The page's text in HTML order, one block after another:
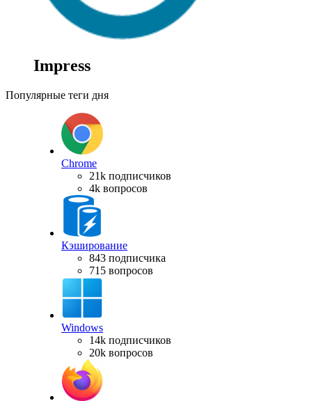
Impress
Популярные теги дня
Chrome
21k подписчиков
4k вопросов
Кэширование
843 подписчика
715 вопросов
Windows
14k подписчиков
20k вопросов